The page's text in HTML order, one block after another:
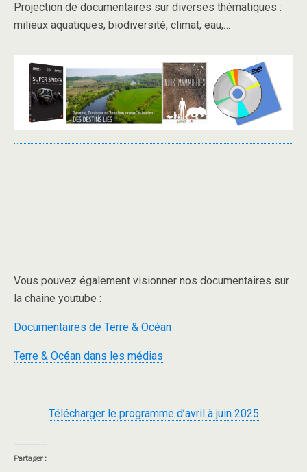
Projection de documentaires sur diverses thématiques :
milieux aquatiques, biodiversité, climat, eau,…
Vous pouvez également visionner nos documentaires sur
la chaine youtube :
Documentaires de Terre & Océan
Terre & Océan dans les médias
Télécharger le programme d’avril à juin 2025
Partager :